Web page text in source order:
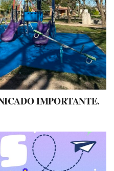
IMPORTANTE.